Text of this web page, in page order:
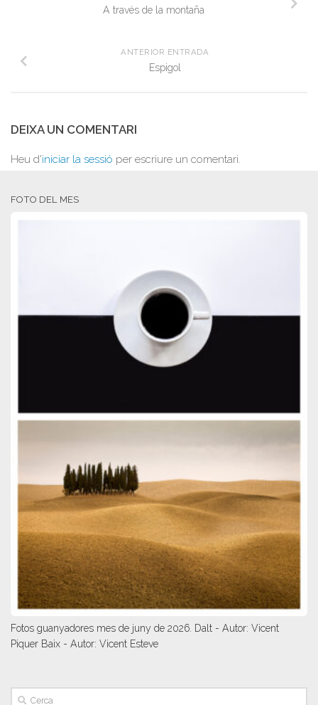
A través de la montaña
ANTERIOR ENTRADA
Espigol
DEIXA UN COMENTARI
Heu d'iniciar la sessió per escriure un comentari.
FOTO DEL MES
Fotos guanyadores mes de juny de 2026. Dalt - Autor: Vicent
Piquer Baix - Autor: Vicent Esteve